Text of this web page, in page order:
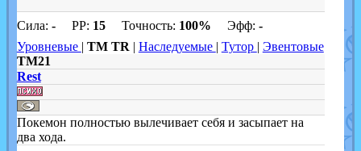
Сила: -PP: 15Точность: 100% Эфф: -
Уровневые | TM TR | Наследуемые | Тутор | Эвентовые
TM21
Rest
Покемон полностью вылечивает себя и засыпает на
два хода.